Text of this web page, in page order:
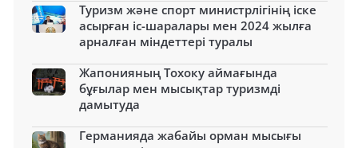
Туризм және спорт министрлігінің іске
асырған іс-шаралары мен 2024 жылға
арналған міндеттері туралы
Жапонияның Тохоку аймағында
бұғылар мен мысықтар туризмді
дамытуда
Германияда жабайы орман мысығы